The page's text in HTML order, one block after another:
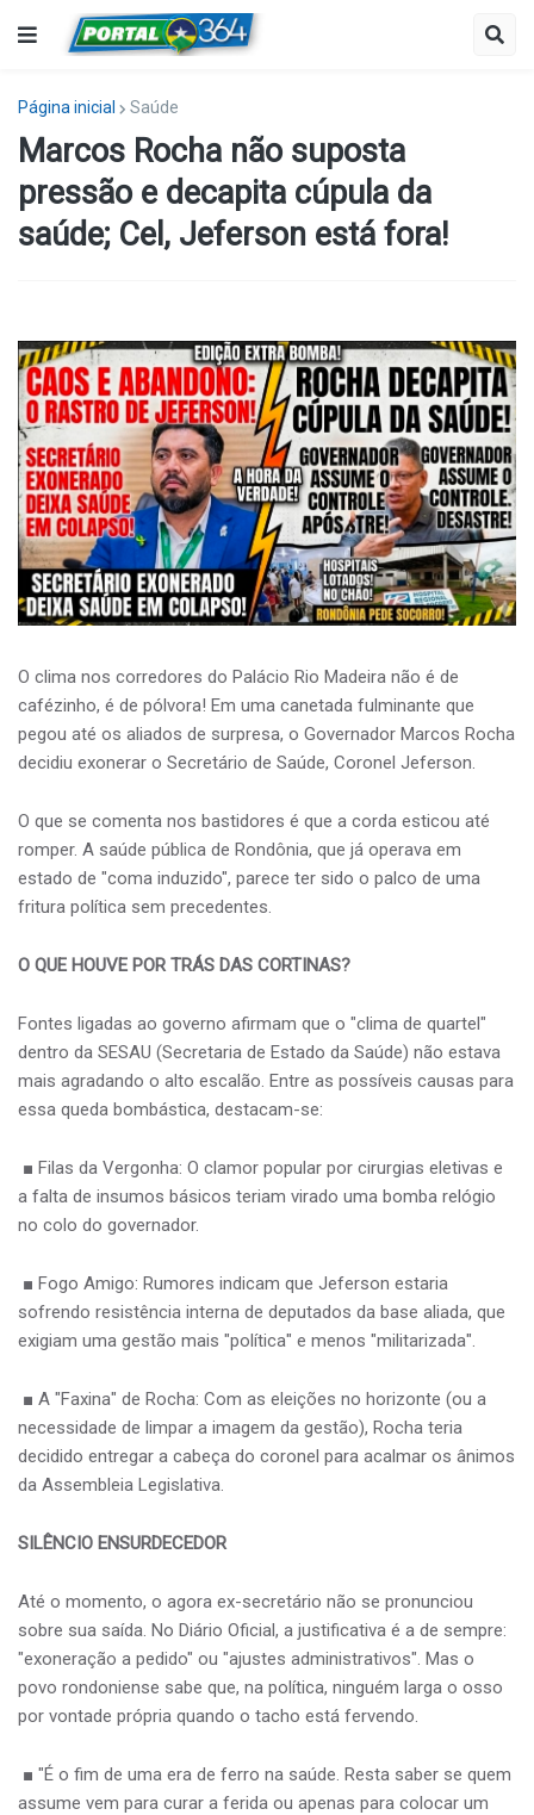
Página inicial Saúde
Marcos Rocha não suposta
pressão e decapita cúpula da
saúde; Cel, Jeferson está fora!
O clima nos corredores do Palácio Rio Madeira não é de
cafézinho, é de pólvora! Em uma canetada fulminante que
pegou até os aliados de surpresa, o Governador Marcos Rocha
decidiu exonerar o Secretário de Saúde, Coronel Jeferson.
O que se comenta nos bastidores é que a corda esticou até
romper. A saúde pública de Rondônia, que já operava em
estado de "coma induzido", parece ter sido o palco de uma
fritura política sem precedentes.
O QUE HOUVE POR TRÁS DAS CORTINAS?
Fontes ligadas ao governo afirmam que o "clima de quartel"
dentro da SESAU (Secretaria de Estado da Saúde) não estava
mais agradando o alto escalão. Entre as possíveis causas para
essa queda bombástica, destacam-se:
■ Filas da Vergonha: O clamor popular por cirurgias eletivas e
a falta de insumos básicos teriam virado uma bomba relógio
no colo do governador.
■ Fogo Amigo: Rumores indicam que Jeferson estaria
sofrendo resistência interna de deputados da base aliada, que
exigiam uma gestão mais "política" e menos "militarizada".
■ A "Faxina" de Rocha: Com as eleições no horizonte (ou a
necessidade de limpar a imagem da gestão), Rocha teria
decidido entregar a cabeça do coronel para acalmar os ânimos
da Assembleia Legislativa.
SILÊNCIO ENSURDECEDOR
Até o momento, o agora ex-secretário não se pronunciou
sobre sua saída. No Diário Oficial, a justificativa é a de sempre:
"exoneração a pedido" ou "ajustes administrativos". Mas o
povo rondoniense sabe que, na política, ninguém larga o osso
por vontade própria quando o tacho está fervendo.
■ "É o fim de uma era de ferro na saúde. Resta saber se quem
assume vem para curar a ferida ou apenas para colocar um